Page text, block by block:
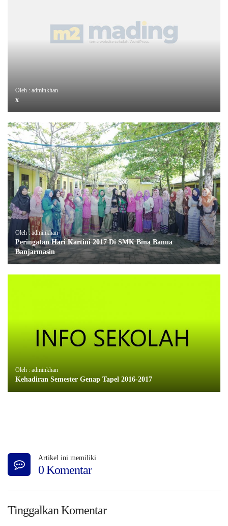
Oleh : adminkhan
x
Oleh : adminkhan
Peringatan Hari Kartini 2017 Di SMK Bina Banua
Banjarmasin
Oleh : adminkhan
Kehadiran Semester Genap Tapel 2016-2017
Artikel ini memiliki
0 Komentar
Tinggalkan Komentar